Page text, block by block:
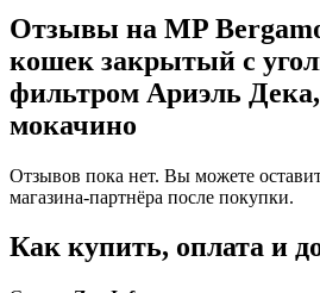
Отзывы на MP
кошек закрытый с
фильтром Ариэль Дека,
мокачино
Отзывов пока нет. Вы можете
магазина-партнёра после покупки.
Как купить, оплата и